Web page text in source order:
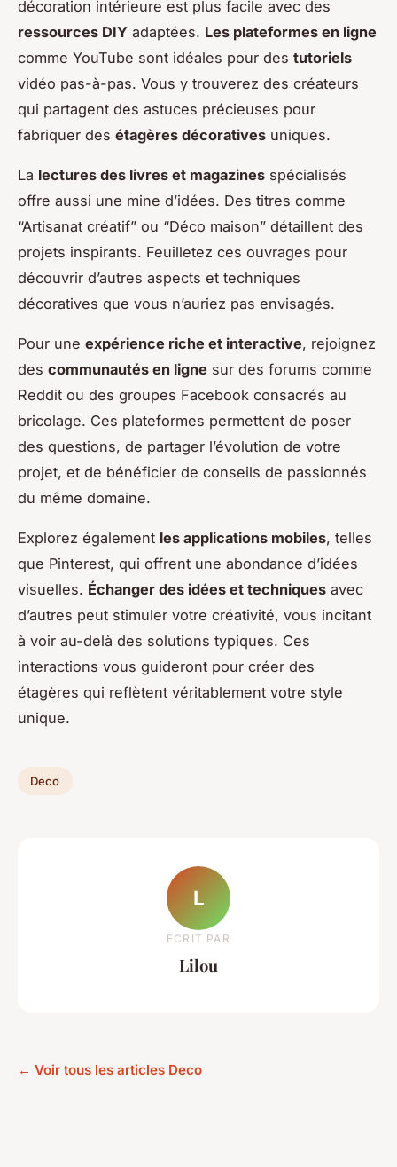
décoration intérieure est plus facile avec des
ressources DIY adaptées. Les plateformes en ligne
comme YouTube sont idéales pour des tutoriels
vidéo pas-à-pas. Vous y trouverez des créateurs
qui partagent des astuces précieuses pour
fabriquer des étagères décoratives uniques.
La lectures des livres et magazines spécialisés
offre aussi une mine d’idées. Des titres comme
“Artisanat créatif” ou “Déco maison” détaillent des
projets inspirants. Feuilletez ces ouvrages pour
découvrir d’autres aspects et techniques
décoratives que vous n’auriez pas envisagés.
Pour une expérience riche et interactive, rejoignez
des communautés en ligne sur des forums comme
Reddit ou des groupes Facebook consacrés au
bricolage. Ces plateformes permettent de poser
des questions, de partager l’évolution de votre
projet, et de bénéficier de conseils de passionnés
du même domaine.
Explorez également les applications mobiles, telles
que Pinterest, qui offrent une abondance d’idées
visuelles. Échanger des idées et techniques avec
d’autres peut stimuler votre créativité, vous incitant
à voir au-delà des solutions typiques. Ces
interactions vous guideront pour créer des
étagères qui reflètent véritablement votre style
unique.
Deco
L
ECRIT PAR
Lilou
← Voir tous les articles Deco